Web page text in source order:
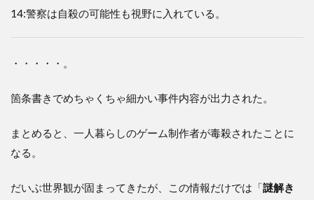
14:警察は自殺の可能性も視野に入れている。
・・・・・。
箇条書きでめちゃくちゃ細かい事件内容が出力された。
まとめると、一人暮らしのゲーム制作者が毒殺されたことに
なる。
だいぶ世界観が固まってきたが、この情報だけでは「謎解き